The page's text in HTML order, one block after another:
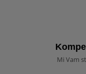
Mi Vam